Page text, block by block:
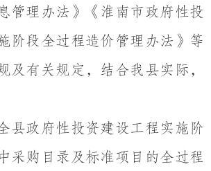
管理办法》《淮南市政府性投
阶段全过程造价管理办法》等
及有关规定，结合我县实际，
县政府性投资建设工程实施阶
采购目录及标准项目的全过程